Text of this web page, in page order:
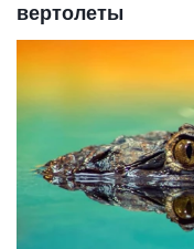
вертолеты